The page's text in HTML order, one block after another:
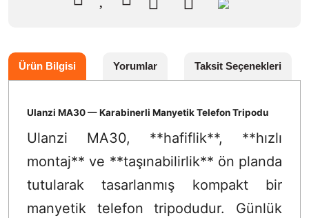
Ürün Bilgisi Yorumlar Taksit Seçenekleri
Ulanzi MA30 — Karabinerli Manyetik Telefon Tripodu
Ulanzi MA30, **hafiflik**, **hızlı
montaj** ve **taşınabilirlik** ön planda
tutularak tasarlanmış kompakt bir
manyetik telefon tripodudur. Günlük